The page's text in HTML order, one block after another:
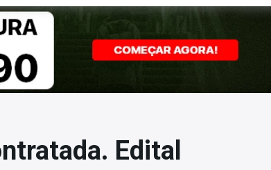
ITENS (00)
Seu carrinho ainda está
Edital